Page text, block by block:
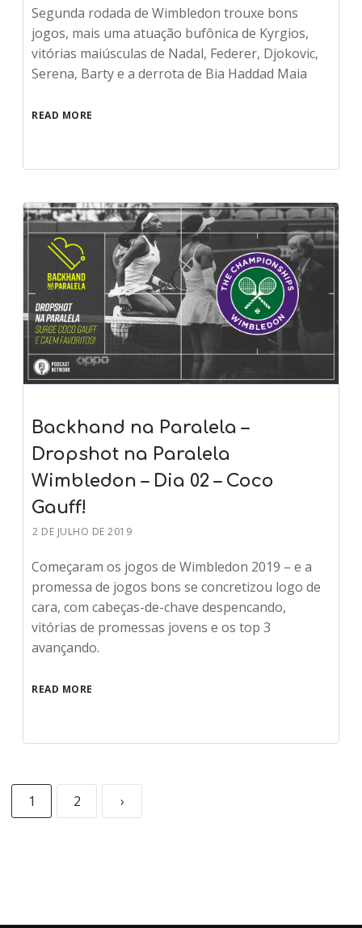
Segunda rodada de Wimbledon trouxe bons
jogos, mais uma atuação bufônica de Kyrgios,
vitórias maiúsculas de Nadal, Federer, Djokovic,
Serena, Barty e a derrota de Bia Haddad Maia
READ MORE
Backhand na Paralela –
Dropshot na Paralela
Wimbledon – Dia 02 – Coco
Gauff!
2 DE JULHO DE 2019
Começaram os jogos de Wimbledon 2019 – e a
promessa de jogos bons se concretizou logo de
cara, com cabeças-de-chave despencando,
vitórias de promessas jovens e os top 3
avançando.
READ MORE
1 2 ›